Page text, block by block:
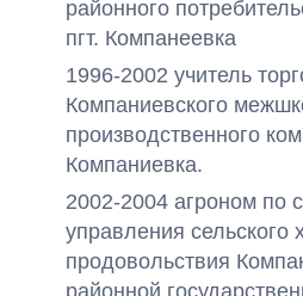
районного
пгт. Компанеевка
1996-2002 учитель
Компаниевского
производственного
Компаниевка.
2002-2004 агроном по
управления сельского
продовольствия
районной